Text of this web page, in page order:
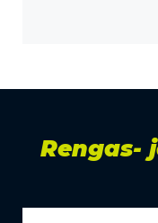
Rengas-